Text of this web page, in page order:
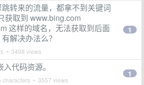
转来的流量，都拿不到关键词
获取到 www.bing.com
这样的域名，无法获取到后面
解决办法么？
• 3498 views
1
代码资源。
characters • 3557 views
1